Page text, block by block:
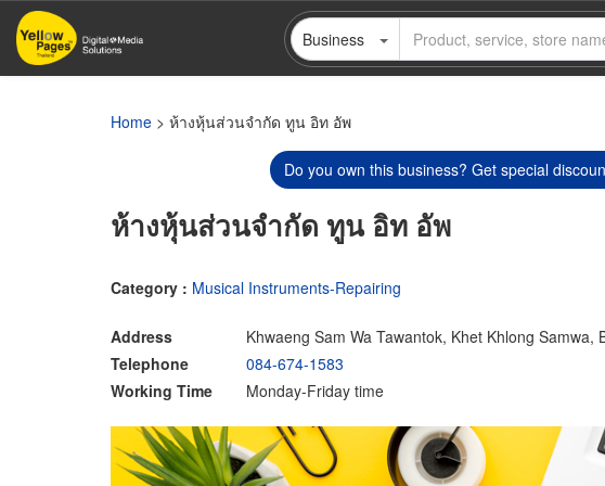
Skip
main
Business
Home > ห้างหุ้นส่วนจำกัด ทูน อิท อัพ
Do you own this business? Get special
ห้างหุ้นส่วนจำกัด ทูน อิท อัพ
Category : Musical Instruments-Repairing
Address
Khwaeng Sam Wa Tawantok, Khet Khlong Samwa,
Telephone
084-674-1583
Working Time
Monday-Friday time